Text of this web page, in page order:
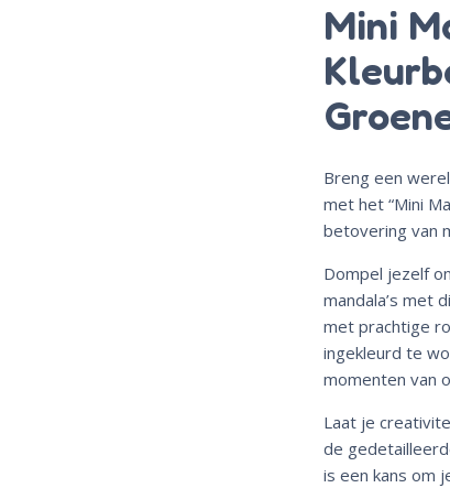
Mini
Breng een
met het “Mini
betovering van
Dompel jezelf
mandala’s met
met prachtige
ingekleurd te
momenten van
Laat je
de
is een kans om